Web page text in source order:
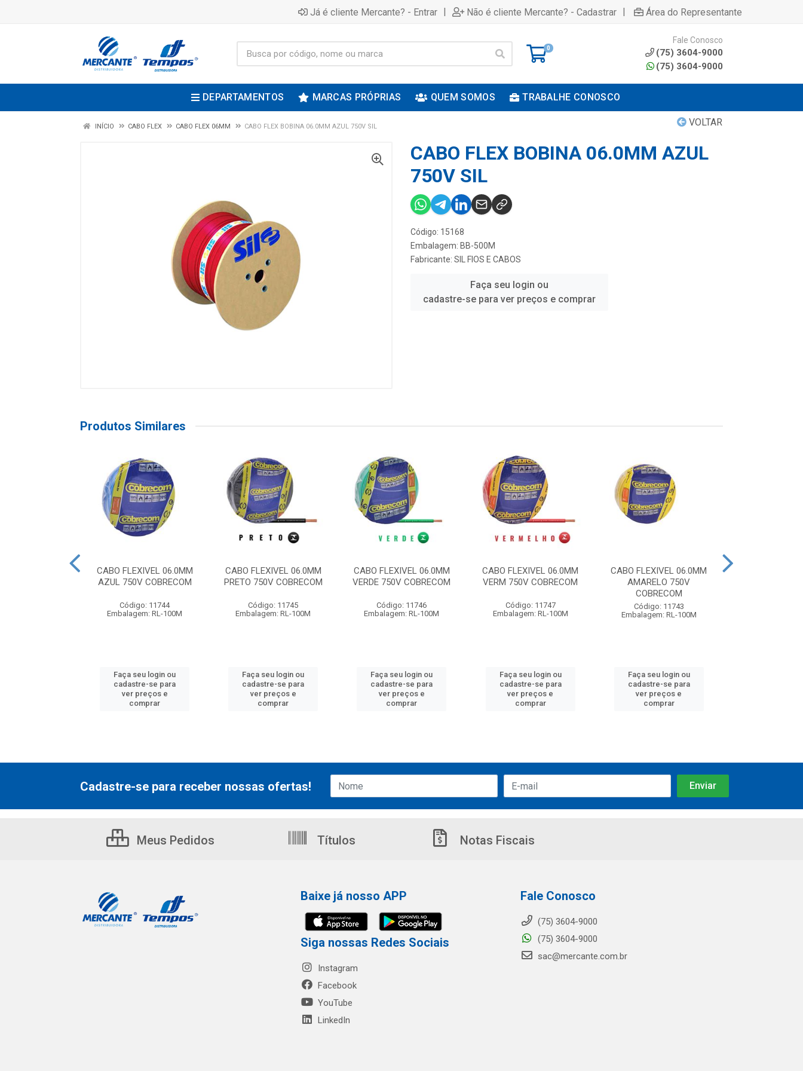
Já é cliente Mercante? - Entrar | Não é cliente Mercante? - Cadastrar | Área do Representante
0
Fale Conosco
(75) 3604-9000
(75) 3604-9000
DEPARTAMENTOS MARCAS PRÓPRIAS QUEM SOMOS TRABALHE CONOSCO
VOLTAR
INÍCIO CABO FLEX CABO FLEX 06MM CABO FLEX BOBINA 06.0MM AZUL 750V SIL
CABO FLEX BOBINA 06.0MM AZUL
750V SIL
Código: 15168
Embalagem: BB-500M
Fabricante: SIL FIOS E CABOS
Faça seu login ou
cadastre-se para ver preços e comprar
Produtos Similares
CABO FLEXIVEL 06.0MM
AZUL 750V COBRECOM
Código: 11744
Embalagem: RL-100M
Faça seu login ou
cadastre-se para
ver preços e
comprar
CABO FLEXIVEL 06.0MM
PRETO 750V COBRECOM
Código: 11745
Embalagem: RL-100M
Faça seu login ou
cadastre-se para
ver preços e
comprar
CABO FLEXIVEL 06.0MM
VERDE 750V COBRECOM
Código: 11746
Embalagem: RL-100M
Faça seu login ou
cadastre-se para
ver preços e
comprar
CABO FLEXIVEL 06.0MM
VERM 750V COBRECOM
Código: 11747
Embalagem: RL-100M
Faça seu login ou
cadastre-se para
ver preços e
comprar
CABO FLEXIVEL 06.0MM
AMARELO 750V
COBRECOM
Código: 11743
Embalagem: RL-100M
Faça seu login ou
cadastre-se para
ver preços e
comprar
Cadastre-se para receber nossas ofertas!
Meus Pedidos Títulos Notas Fiscais
Baixe já nosso APP
Siga nossas Redes Sociais
Instagram
Facebook
YouTube
LinkedIn
Fale Conosco
(75) 3604-9000
(75) 3604-9000
sac@mercante.com.br